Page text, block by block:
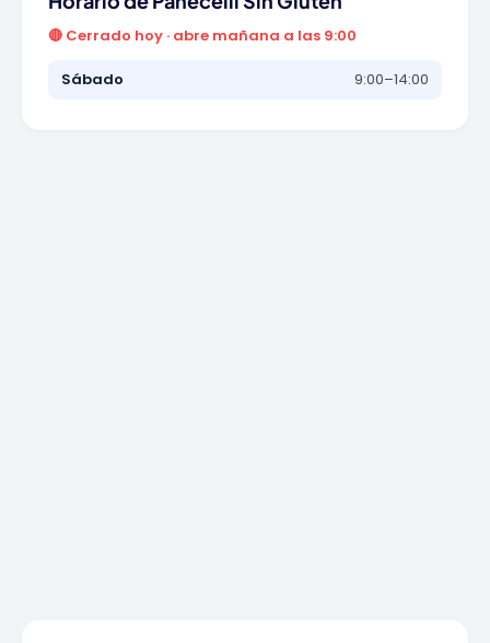
🔴 Cerrado hoy · abre mañana a las 9:00
Sábado 9:00–14:00